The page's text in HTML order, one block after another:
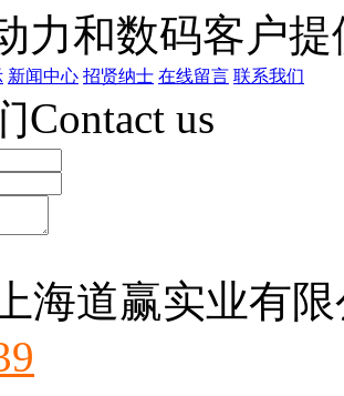
力和数码客户
新闻中心 招贤纳士 在线留言 联系我们
Contact us
海道赢实业有